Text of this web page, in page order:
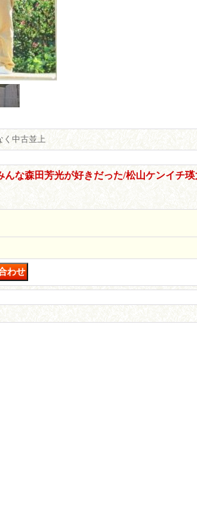
く中古並上
んな森田芳光が好きだった/松山ケンイチ